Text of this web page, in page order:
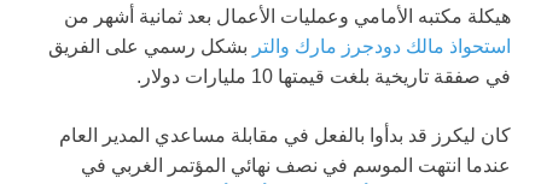
هيكلة مكتبه الأمامي وعمليات الأعمال بعد ثمانية أشهر من
استحواذ مالك دودجرز مارك والتر بشكل رسمي على الفريق
في صفقة تاريخية بلغت قيمتها 10 مليارات دولار.
كان ليكرز قد بدأوا بالفعل في مقابلة مساعدي المدير العام
عندما انتهت الموسم في نصف نهائي المؤتمر الغربي في